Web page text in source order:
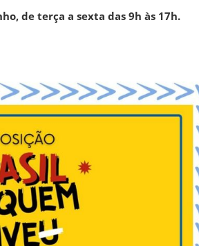
de terça a sexta das 9h às 17h.